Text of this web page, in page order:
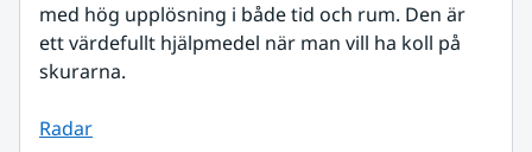
med hög upplösning i både tid och rum. Den är
ett värdefullt hjälpmedel när man vill ha koll på
skurarna.
Radar